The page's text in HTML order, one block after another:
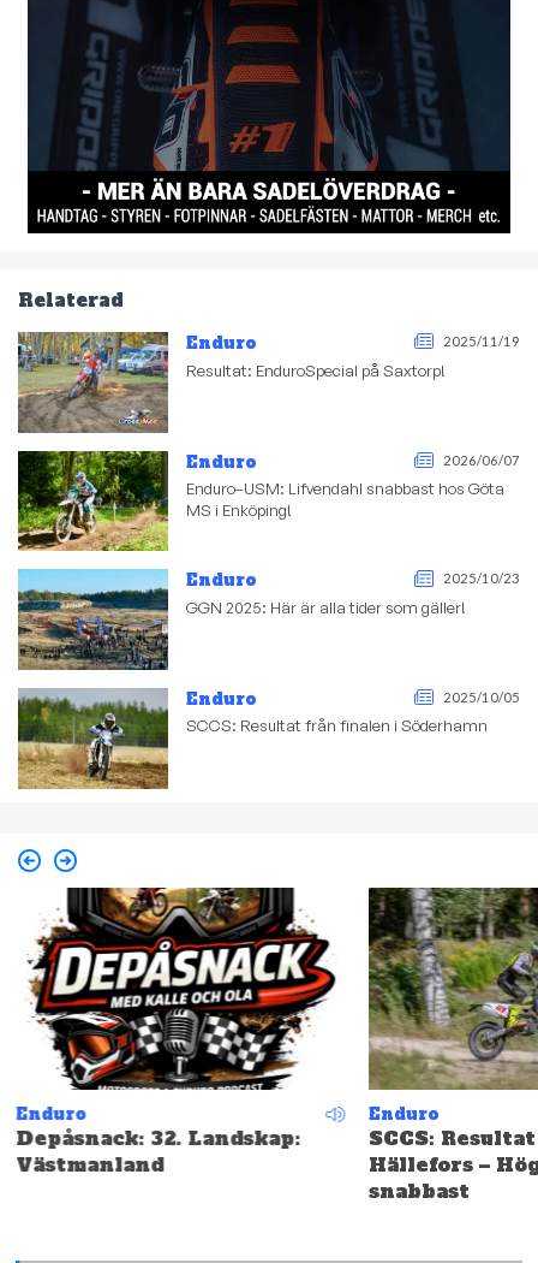
Relaterad
Enduro 2025/11/19
Resultat: EnduroSpecial på Saxtorp!
Enduro 2026/06/07
Enduro–USM: Lifvendahl snabbast hos Göta
MS i Enköping!
Enduro 2025/10/23
GGN 2025: Här är alla tider som gäller!
Enduro 2025/10/05
SCCS: Resultat från finalen i Söderhamn
Enduro
Depåsnack: 32. Landskap:
Västmanland
Enduro
SCCS:
Hällefors –
snabbast